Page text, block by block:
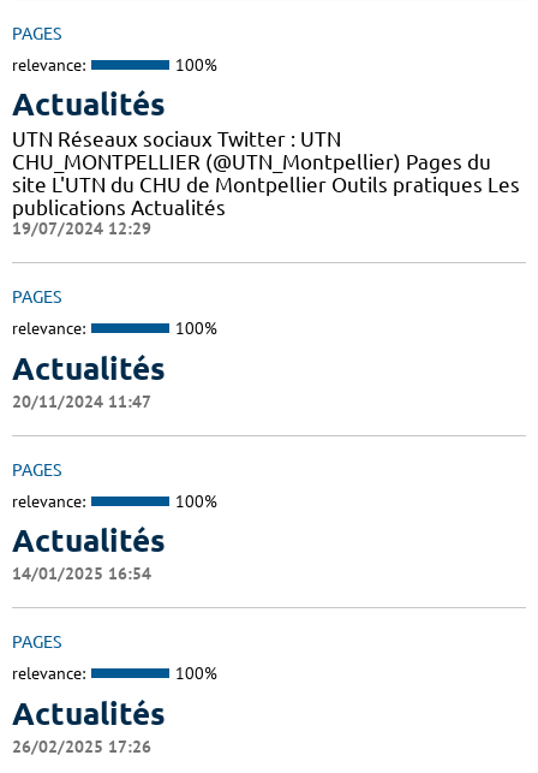
PAGES
relevance: 100%
Actualités
UTN Réseaux sociaux Twitter : UTN
CHU_MONTPELLIER (@UTN_Montpellier) Pages du
site L'UTN du CHU de Montpellier Outils pratiques Les
publications Actualités
19/07/2024 12:29
PAGES
relevance: 100%
Actualités
20/11/2024 11:47
PAGES
relevance: 100%
Actualités
14/01/2025 16:54
PAGES
relevance: 100%
Actualités
26/02/2025 17:26